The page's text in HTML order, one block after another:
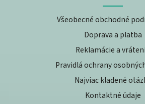
Všeobecné obchodné
Doprava a platba
Reklamácie a
Pravidlá ochrany
Najviac kladené
Kontaktné údaje